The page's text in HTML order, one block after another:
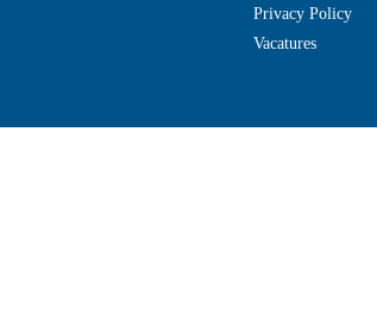
Privacy Policy
Vacatures